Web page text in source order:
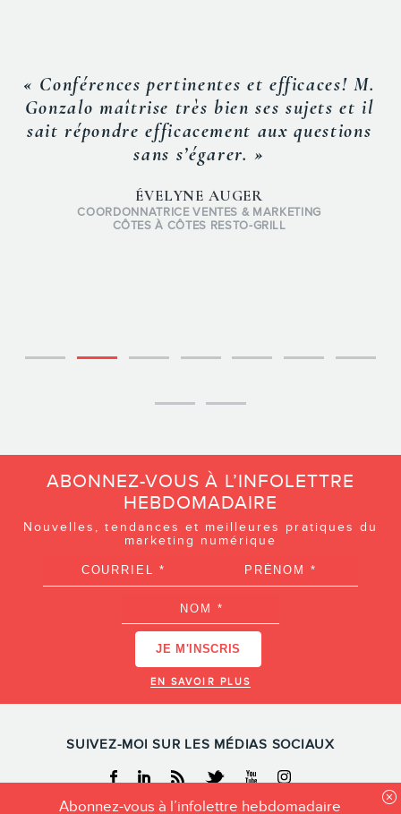
« Conférences pertinentes et efficaces! M.
Gonzalo maîtrise très bien ses sujets et il
sait répondre efficacement aux questions
sans s’égarer. »
ÉVELYNE AUGER
COORDONNATRICE VENTES & MARKETING
CÔTES À CÔTES RESTO-GRILL
ABONNEZ-VOUS À L’INFOLETTRE
HEBDOMADAIRE
Nouvelles, tendances et meilleures pratiques du
marketing numérique
EN SAVOIR PLUS
SUIVEZ-MOI SUR LES MÉDIAS SOCIAUX
Facebook
LinkedinRSS TwitterYoutubeInstagram
Abonnez-vous à l’infolettre hebdomadaire